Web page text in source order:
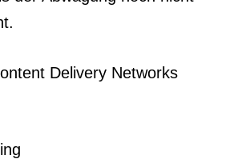
Delivery Networks